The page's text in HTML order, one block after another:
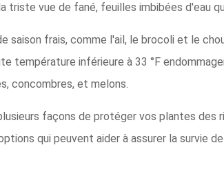
triste vue de fané, feuilles imbibées d'eau
saison frais, comme l'ail, le brocoli et le
température inférieure à 33 °F
concombres, et melons.
façons de protéger vos plantes des
qui peuvent aider à assurer la survie